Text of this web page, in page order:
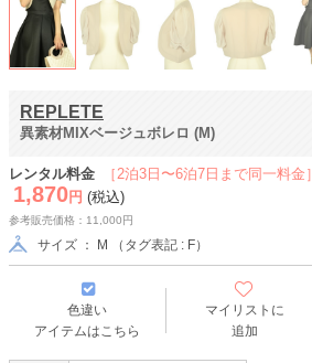
REPLETE
異素材MIXベージュボレロ (M)
［2泊3日〜6泊7日まで同一料金］
レンタル料金
1,870 円 (税込)
参考販売価格：11,000円
サイズ ： M （タグ表記 : F）
色違い
アイテムはこちら
マイリストに
追加